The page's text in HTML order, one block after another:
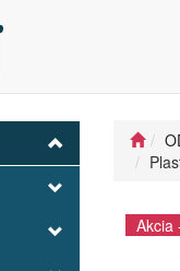
Akcia